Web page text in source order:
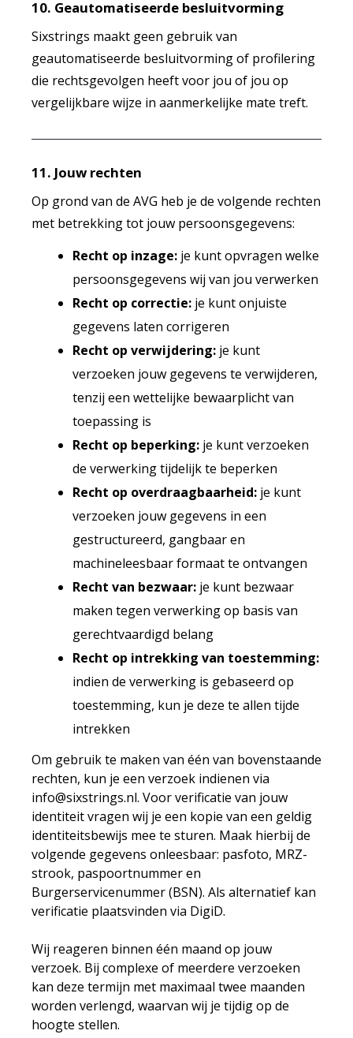
10. Geautomatiseerde besluitvorming
Sixstrings maakt geen gebruik van
geautomatiseerde besluitvorming of profilering
die rechtsgevolgen heeft voor jou of jou op
vergelijkbare wijze in aanmerkelijke mate treft.
11. Jouw rechten
Op grond van de AVG heb je de volgende rechten
met betrekking tot jouw persoonsgegevens:
Recht op inzage: je kunt opvragen welke
persoonsgegevens wij van jou verwerken
Recht op correctie: je kunt onjuiste
gegevens laten corrigeren
Recht op verwijdering: je kunt
verzoeken jouw gegevens te verwijderen,
tenzij een wettelijke bewaarplicht van
toepassing is
Recht op beperking: je kunt verzoeken
de verwerking tijdelijk te beperken
Recht op overdraagbaarheid: je kunt
verzoeken jouw gegevens in een
gestructureerd, gangbaar en
machineleesbaar formaat te ontvangen
Recht van bezwaar: je kunt bezwaar
maken tegen verwerking op basis van
gerechtvaardigd belang
Recht op intrekking van toestemming:
indien de verwerking is gebaseerd op
toestemming, kun je deze te allen tijde
intrekken
Om gebruik te maken van één van bovenstaande
rechten, kun je een verzoek indienen via
info@sixstrings.nl. Voor verificatie van jouw
identiteit vragen wij je een kopie van een geldig
identiteitsbewijs mee te sturen. Maak hierbij de
volgende gegevens onleesbaar: pasfoto, MRZ-
strook, paspoortnummer en
Burgerservicenummer (BSN). Als alternatief kan
verificatie plaatsvinden via DigiD.
Wij reageren binnen één maand op jouw
verzoek. Bij complexe of meerdere verzoeken
kan deze termijn met maximaal twee maanden
worden verlengd, waarvan wij je tijdig op de
hoogte stellen.